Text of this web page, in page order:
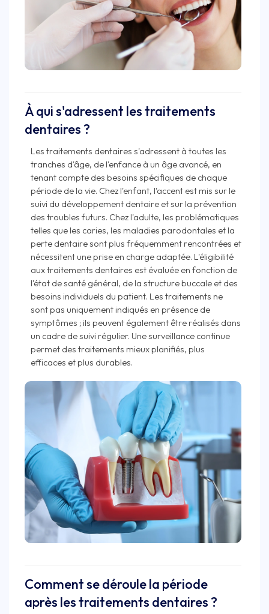
À qui s'adressent les traitements
dentaires ?
Les traitements dentaires s'adressent à toutes les
tranches d'âge, de l'enfance à un âge avancé, en
tenant compte des besoins spécifiques de chaque
période de la vie. Chez l'enfant, l'accent est mis sur le
suivi du développement dentaire et sur la prévention
des troubles futurs. Chez l'adulte, les problématiques
telles que les caries, les maladies parodontales et la
perte dentaire sont plus fréquemment rencontrées et
nécessitent une prise en charge adaptée. L'éligibilité
aux traitements dentaires est évaluée en fonction de
l'état de santé général, de la structure buccale et des
besoins individuels du patient. Les traitements ne
sont pas uniquement indiqués en présence de
symptômes ; ils peuvent également être réalisés dans
un cadre de suivi régulier. Une surveillance continue
permet des traitements mieux planifiés, plus
efficaces et plus durables.
Comment se déroule la période
après les traitements dentaires ?